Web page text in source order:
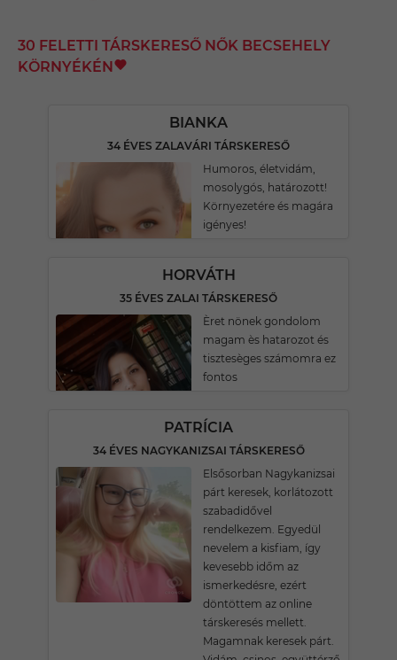
30 FELETTI TÁRSKERESŐ NŐK BECSEHELY
KÖRNYÉKÉN
BIANKA
34 ÉVES ZALAVÁRI TÁRSKERESŐ
Humoros, életvidám,
mosolygós, határozott!
Környezetére és magára
igényes!
HORVÁTH
35 ÉVES ZALAI TÁRSKERESŐ
Èret nönek gondolom
magam ès hatarozot és
tisztesèges számomra ez
fontos
PATRÍCIA
34 ÉVES NAGYKANIZSAI TÁRSKERESŐ
Elsősorban Nagykanizsai
párt keresek, korlátozott
szabadidővel
rendelkezem. Egyedül
nevelem a kisfiam, így
kevesebb időm az
ismerkedésre, ezért
döntöttem az online
társkeresés mellett.
Magamnak keresek párt.